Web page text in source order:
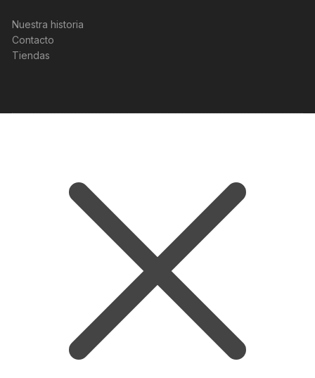
Nuestra historia
Contacto
Tiendas